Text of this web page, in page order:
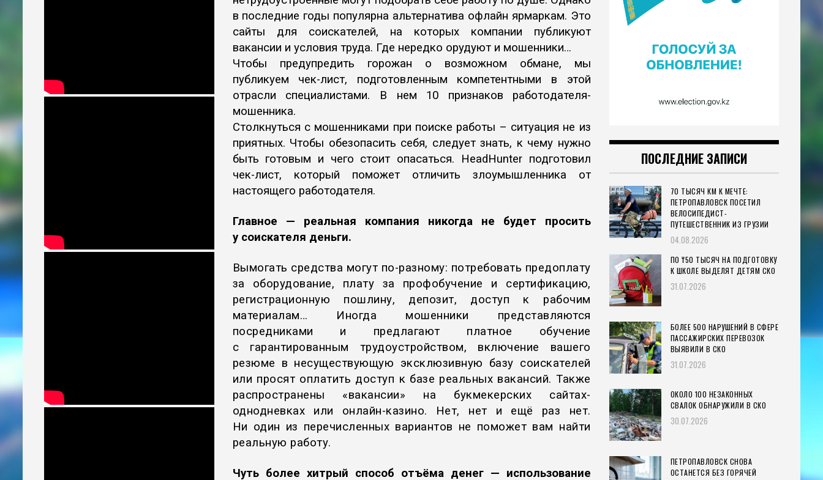
в последние годы популярна альтернатива офлайн ярмаркам. Это
сайты для соискателей, на которых компании публикуют
вакансии и условия труда. Где нередко орудуют и мошенники…
Чтобы предупредить горожан о возможном обмане, мы
публикуем чек-лист, подготовленным компетентными в этой
отрасли специалистами. В нем 10 признаков работодателя-
мошенника.
Столкнуться с мошенниками при поиске работы – ситуация не из
приятных. Чтобы обезопасить себя, следует знать, к чему нужно
быть готовым и чего стоит опасаться.
HeadHunterподготовил
чек-лист, который поможет отличить злоумышленника от
настоящего работодателя.
Главное — реальная компания никогда не будет просить
у соискателя деньги.
Вымогать средства могут по-разному: потребовать предоплату
за оборудование, плату за профобучение и сертификацию,
регистрационную пошлину, депозит, доступ к рабочим
материалам… Иногда мошенники представляются
посредниками и предлагают платное обучение
с гарантированным трудоустройством, включение вашего
резюме в несуществующую эксклюзивную базу соискателей
или просят оплатить доступ к базе реальных вакансий. Также
распространены «вакансии» на букмекерских сайтах-
однодневках или онлайн-казино. Нет, нет и ещё раз нет.
Ни один из перечисленных вариантов не поможет вам найти
реальную работу.
Чуть более хитрый способ отъёма денег — использование
ПОСЛЕДНИЕ ЗАПИСИ
70 ТЫСЯЧ КМ К МЕЧТЕ:
ПЕТРОПАВЛОВСК ПОСЕТИЛ
ВЕЛОСИПЕДИСТ-
ПУТЕШЕСТВЕННИК ИЗ ГРУЗИИ
04.08.2026
ПО ₸50 ТЫСЯЧ НА ПОДГОТОВКУ
К ШКОЛЕ ВЫДЕЛЯТ ДЕТЯМ СКО
31.07.2026
БОЛЕЕ 500 НАРУШЕНИЙ В СФЕРЕ
ПАССАЖИРСКИХ ПЕРЕВОЗОК
ВЫЯВИЛИ В СКО
31.07.2026
ОКОЛО 100 НЕЗАКОННЫХ
СВАЛОК ОБНАРУЖИЛИ В СКО
30.07.2026
ПЕТРОПАВЛОВСК СНОВА
ОСТАНЕТСЯ БЕЗ ГОРЯЧЕЙ